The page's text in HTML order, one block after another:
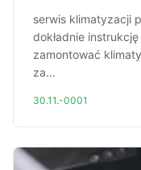
serwis klimatyzacji
dokładnie
zamontować
za...
30.11.-0001